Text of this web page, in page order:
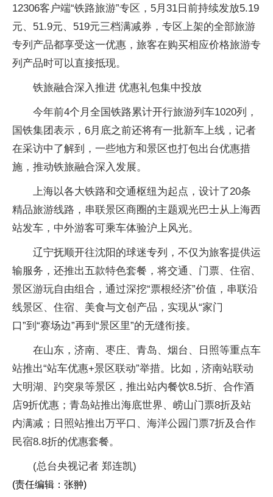
12306客户端“铁路旅游”专区，5月31日前持续发放5.19
元、51.9元、519元三档满减券，专区上架的全部旅游
专列产品都享受这一优惠，旅客在购买相应价格旅游专
列产品时可以直接抵现。
铁旅融合深入推进 优惠礼包集中投放
今年前4个月全国铁路累计开行旅游列车1020列，
国铁集团表示，6月底之前还将有一批新车上线，记者
在采访中了解到，一些地方和景区也打包出台优惠措
施，推动铁旅融合深入发展。
上海以各大铁路和交通枢纽为起点，设计了20条
精品旅游线路，串联景区商圈的主题观光巴士从上海西
站发车，中外游客可乘车体验沪上风光。
辽宁抚顺开往沈阳的球迷专列，不仅为旅客提供运
输服务，还推出五款特色套餐，将交通、门票、住宿、
景区游玩自由组合，通过深挖“票根经济”价值，串联沿
线景区、住宿、美食与文创产品，实现从“家门
口”到“赛场边”再到“景区里”的无缝衔接。
在山东，济南、枣庄、青岛、烟台、日照等重点车
站推出“站车优惠+景区联动”举措。比如，济南站联动
大明湖、趵突泉等景区，推出站内餐饮8.5折、合作酒
店9折优惠；青岛站推出海底世界、崂山门票8折及站
内满减；日照站推出万平口、海洋公园门票7折及合作
民宿8.8折的优惠套餐。
(总台央视记者 郑连凯)
(责任编辑：张翀)